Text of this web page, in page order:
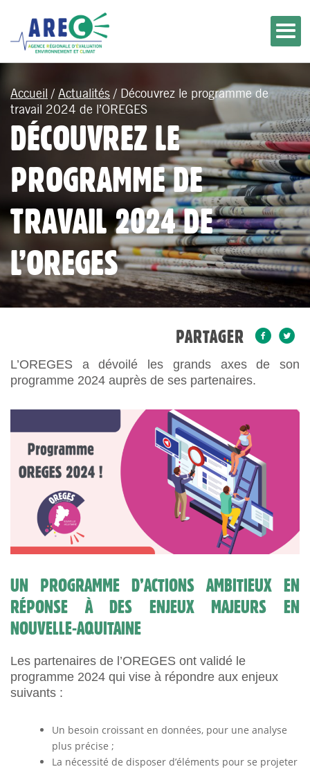
Accueil / Actualités / Découvrez le programme de
travail 2024 de l’OREGES
DÉCOUVREZ LE
PROGRAMME DE
TRAVAIL 2024 DE
L’OREGES
PARTAGER
L’OREGES a dévoilé les grands axes de son
programme 2024 auprès de ses partenaires.
UN PROGRAMME D’ACTIONS AMBITIEUX EN
RÉPONSE À DES ENJEUX MAJEURS EN
NOUVELLE-AQUITAINE
Les partenaires de l’OREGES ont validé le
programme 2024 qui vise à répondre aux enjeux
suivants :
Un besoin croissant en données, pour une analyse
plus précise ;
La nécessité de disposer d’éléments pour se projeter